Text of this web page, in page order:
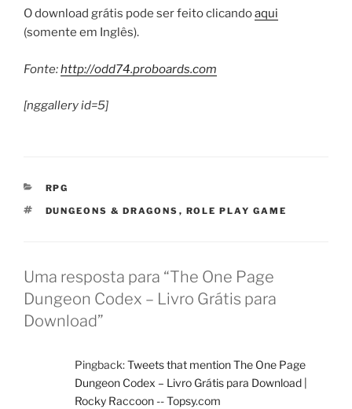
O download grátis pode ser feito clicandoaqui
(somente em Inglês).
Fonte:http://odd74.proboards.com
[nggallery id=5]
CATEGORIAS
RPG
TAGS
DUNGEONS & DRAGONS , ROLE PLAY GAME
Uma resposta para “The One Page
Dungeon Codex – Livro Grátis para
Download”
Pingback:Tweets that mention The One Page
Dungeon Codex – Livro Grátis para Download |
Rocky Raccoon -- Topsy.com